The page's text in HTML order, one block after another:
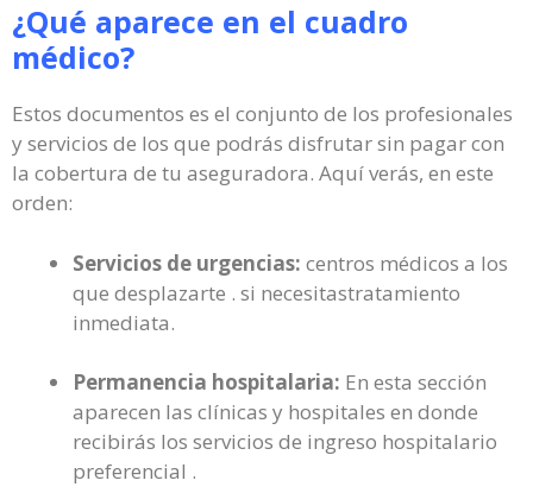
¿Qué aparece en el cuadro
médico?
Estos documentos es el conjunto de los profesionales
y servicios de los que podrás disfrutar sin pagar con
la cobertura de tu aseguradora. Aquí verás, en este
orden:
Servicios de urgencias: centros médicos a los
que desplazarte . si necesitastratamiento
inmediata.
Permanencia hospitalaria: En esta sección
aparecen las clínicas y hospitales en donde
recibirás los servicios de ingreso hospitalario
preferencial .